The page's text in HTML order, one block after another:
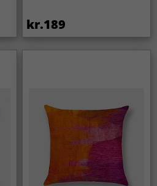
kr.189